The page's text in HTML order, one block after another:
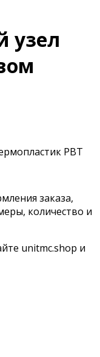
узел
PBT
заказа,
количество и
unitmc.shop и